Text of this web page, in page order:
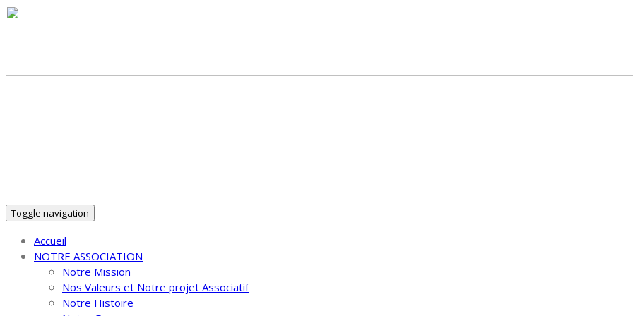
Toggle navigation
Accueil
NOTRE ASSOCIATION
Notre Mission
Nos Valeurs et Notre projet Associatif
Notre Histoire